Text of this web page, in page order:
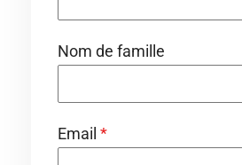
Nom de famille
Email *